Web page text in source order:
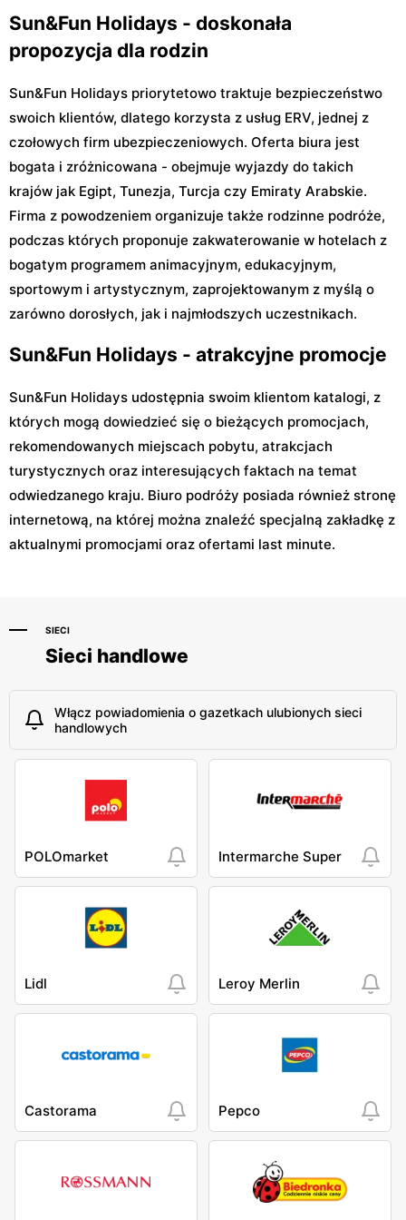
Sun&Fun Holidays - doskonała
propozycja dla rodzin
Sun&Fun Holidays priorytetowo traktuje bezpieczeństwo
swoich klientów, dlatego korzysta z usług ERV, jednej z
czołowych firm ubezpieczeniowych. Oferta biura jest
bogata i zróżnicowana - obejmuje wyjazdy do takich
krajów jak Egipt, Tunezja, Turcja czy Emiraty Arabskie.
Firma z powodzeniem organizuje także rodzinne podróże,
podczas których proponuje zakwaterowanie w hotelach z
bogatym programem animacyjnym, edukacyjnym,
sportowym i artystycznym, zaprojektowanym z myślą o
zarówno dorosłych, jak i najmłodszych uczestnikach.
Sun&Fun Holidays - atrakcyjne promocje
Sun&Fun Holidays udostępnia swoim klientom katalogi, z
których mogą dowiedzieć się o bieżących promocjach,
rekomendowanych miejscach pobytu, atrakcjach
turystycznych oraz interesujących faktach na temat
odwiedzanego kraju. Biuro podróży posiada również stronę
internetową, na której można znaleźć specjalną zakładkę z
aktualnymi promocjami oraz ofertami last minute.
SIECI
Sieci handlowe
Włącz powiadomienia o gazetkach ulubionych sieci
handlowych
POLOmarket Intermarche Super
Lidl Leroy Merlin
Castorama Pepco